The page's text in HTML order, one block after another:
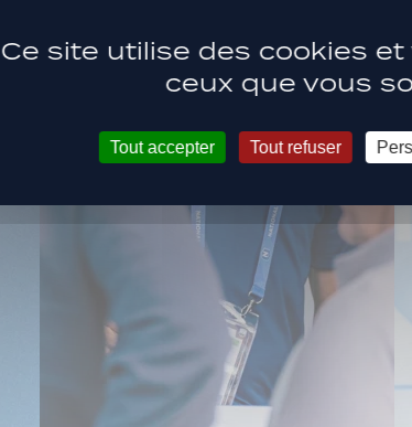
Ce site utilise des cookies
ceux que vous
Tout accepter Tout refuser